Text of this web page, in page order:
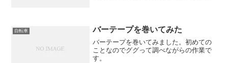
差が分からないので、「この...
自転車 バーテープを巻いてみた
バーテープを巻いてみました。初めての
ことなのでググって調べながらの作業で
す。